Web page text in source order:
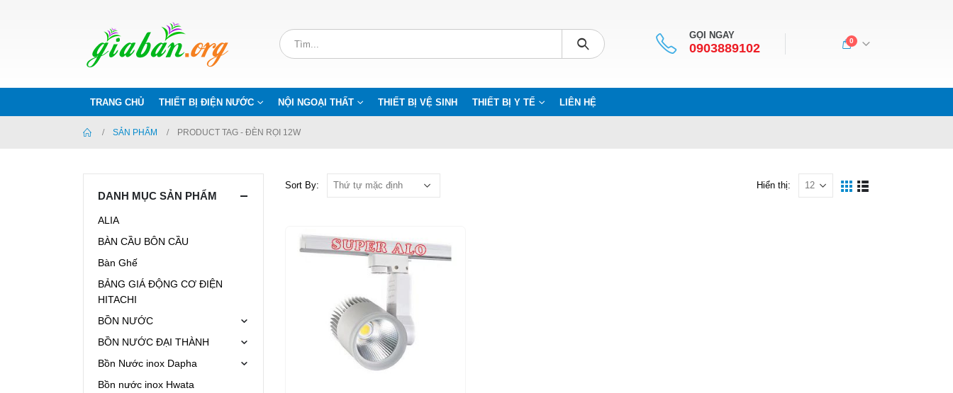
GỌI NGAY
0903889102
0
TRANG CHỦ THIẾT BỊ ĐIỆN NƯỚC NỘI NGOẠI THẤT THIẾT BỊ VỆ SINH THIẾT BỊ Y TẾ LIÊN HỆ
SẢN PHẨM PRODUCT TAG - ĐÈN RỌI 12W
Sort By: Hiển thị:
DANH MỤC SẢN PHẨM
ALIA
BÀN CẦU BÔN CẦU
Bàn Ghế
BẢNG GIÁ ĐỘNG CƠ ĐIỆN
HITACHI
BỒN NƯỚC
BỒN NƯỚC ĐẠI THÀNH
Bồn Nước inox Dapha
Bồn nước inox Hwata